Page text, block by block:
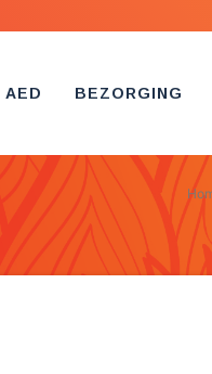
AED BEZORGING